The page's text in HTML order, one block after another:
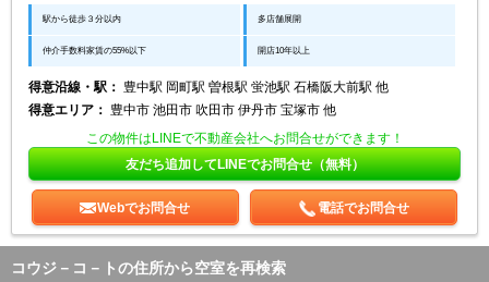
駅から徒歩３分以内 多店舗展開
仲介手数料家賃の55%以下 開店10年以上
得意沿線・駅：
豊中駅 岡町駅 曽根駅 蛍池駅 石橋阪大前駅 他
得意エリア：
豊中市 池田市 吹田市 伊丹市 宝塚市 他
この物件はLINEで不動産会社へお問合せができます！
友だち追加してLINEでお問合せ（無料）
Webでお問合せ 電話でお問合せ
コウジ－コ－トの住所から空室を再検索